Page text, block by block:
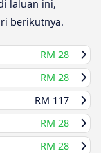
laluan ini,
berikutnya.
RM 28
RM 28
RM 117
RM 28
RM 28